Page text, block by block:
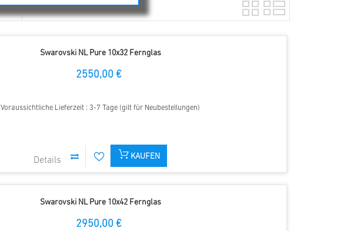
Swarovski NL Pure 10x32 Fernglas
2550,00 €
Voraussichtliche Lieferzeit : 3-7 Tage (gilt für Neubestellungen)
KAUFEN
Swarovski NL Pure 10x42 Fernglas
2950,00 €